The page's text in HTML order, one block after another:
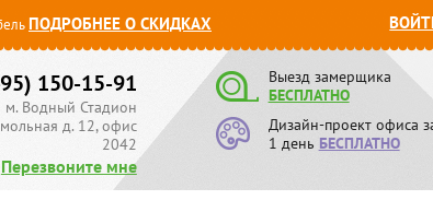
ПОДРОБНЕЕ О СКИДКАХ
150-15-91
м. Водный Стадион
д. 12, офис
2042
Перезвоните мне
Выезд замерщика
БЕСПЛАТНО
Дизайн-проект офиса
1 день БЕСПЛАТНО